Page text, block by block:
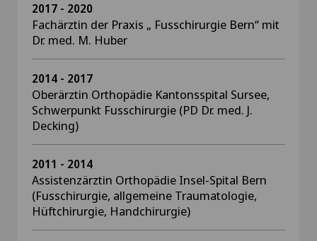
2017 - 2020
Fachärztin der Praxis „ Fusschirurgie Bern“ mit
Dr. med. M. Huber
2014 - 2017
Oberärztin Orthopädie Kantonsspital Sursee,
Schwerpunkt Fusschirurgie (PD Dr. med. J.
Decking)
2011 - 2014
Assistenzärztin Orthopädie Insel-Spital Bern
(Fusschirurgie, allgemeine Traumatologie,
Hüftchirurgie, Handchirurgie)